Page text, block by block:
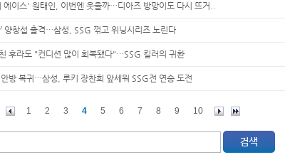
이스' 원태인, 이번엔 웃을까…디아즈 방망이도 다시 뜨거..
양창섭 출격…삼성, SSG 꺾고 위닝시리즈 노린다
후라도 "컨디션 많이 회복됐다"…SSG 킬러의 귀환
방 복귀…삼성, 루키 장찬희 앞세워 SSG전 연승 도전
1 2 3 4 5 6 7 8 9 10